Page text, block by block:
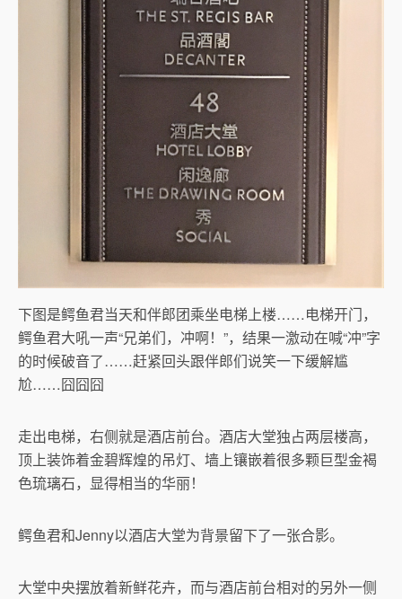
下图是鳄鱼君当天和伴郎团乘坐电梯上楼……电梯开门，
鳄鱼君大吼一声“兄弟们，冲啊！”，结果一激动在喊“冲”字
的时候破音了……赶紧回头跟伴郎们说笑一下缓解尴
尬……囧囧囧
走出电梯，右侧就是酒店前台。酒店大堂独占两层楼高，
顶上装饰着金碧辉煌的吊灯、墙上镶嵌着很多颗巨型金褐
色琉璃石，显得相当的华丽！
鳄鱼君和Jenny以酒店大堂为背景留下了一张合影。
大堂中央摆放着新鲜花卉，而与酒店前台相对的另外一侧